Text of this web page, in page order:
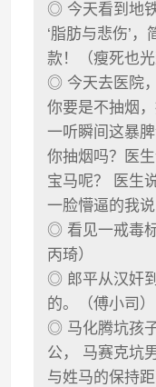
◎ 今天看到地
‘脂肪与悲伤’
款！（瘦死也光
◎ 今天去医院
你要是不抽烟
一听瞬间这暴
你抽烟吗？医
宝马呢？ 医生
一脸懵逼的我
◎ 看见一戒毒
丙琦）
◎ 郎平从汉奸
的。（傅小司）
◎ 马化腾坑孩
公， 马赛克坑
与姓马的保持